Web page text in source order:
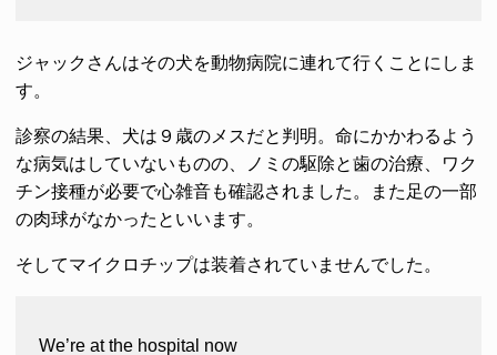
ジャックさんはその犬を動物病院に連れて行くことにしま
す。
診察の結果、犬は９歳のメスだと判明。命にかかわるよう
な病気はしていないものの、ノミの駆除と歯の治療、ワク
チン接種が必要で心雑音も確認されました。また足の一部
の肉球がなかったといいます。
そしてマイクロチップは装着されていませんでした。
We’re at the hospital now